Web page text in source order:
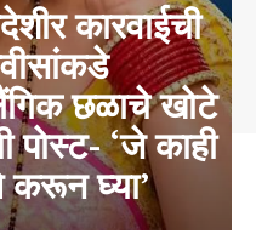
कारवाईची
लैंगिक छळाचे खोटे
पोस्ट- ‘जे काही
घ्या’